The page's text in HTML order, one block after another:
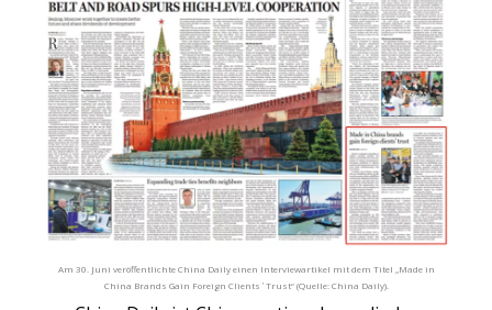
Am 30. Juni veröffentlichte China Daily einen Interviewartikel mit dem Titel „Made in
China Brands Gain Foreign Clients ' Trust“ (Quelle: China Daily).